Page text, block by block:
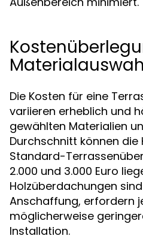
Die Kosten für eine
variieren erheblich und
gewählten Materialien
Durchschnitt können die
Standard-
2.000 und 3.000 Euro
Holzüberdachungen
Anschaffung, erfordern
möglicherweise
Installation.